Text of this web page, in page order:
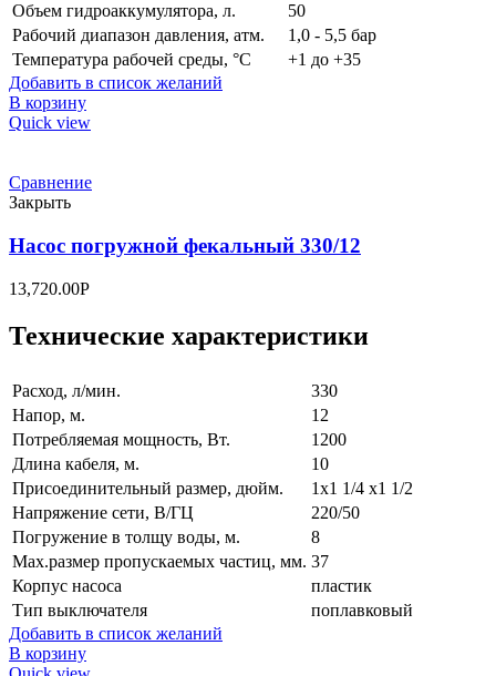
Объем гидроаккумулятора, л.
50
Рабочий диапазон давления, атм.
1,0 - 5,5 бар
Температура рабочей среды, °C
+1 до +35
Добавить в список желаний
В корзину
Quick view
Сравнение
Закрыть
Насос погружной фекальный 330/12
13,720.00Р
Технические характеристики
Pасход, л/мин.
330
Hапор, м.
12
Потребляемая мощность, Вт.
1200
Длина кабеля, м.
10
Присоединительный размер, дюйм.
1x1 1/4 x1 1/2
Напряжение сети, В/ГЦ
220/50
Погружение в толщу воды, м.
8
Max.размер пропускаемых частиц, мм. 37
Корпус насоса
пластик
Тип выключателя
поплавковый
Добавить в список желаний
В корзину